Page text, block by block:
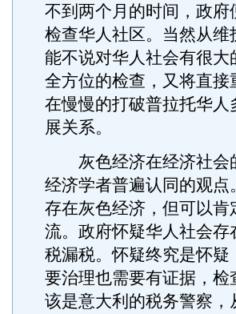
不到两个月的时间，政
检查华人社区。当然从
能不说对华人社会有很
全方位的检查，又将直
在慢慢的打破普拉托华
展关系。
灰色经济在经济社会
经济学者普遍认同的观
存在灰色经济，但可以
流。政府怀疑华人社会
税漏税。怀疑终究是怀
要治理也需要有证据，
该是意大利的税务警察